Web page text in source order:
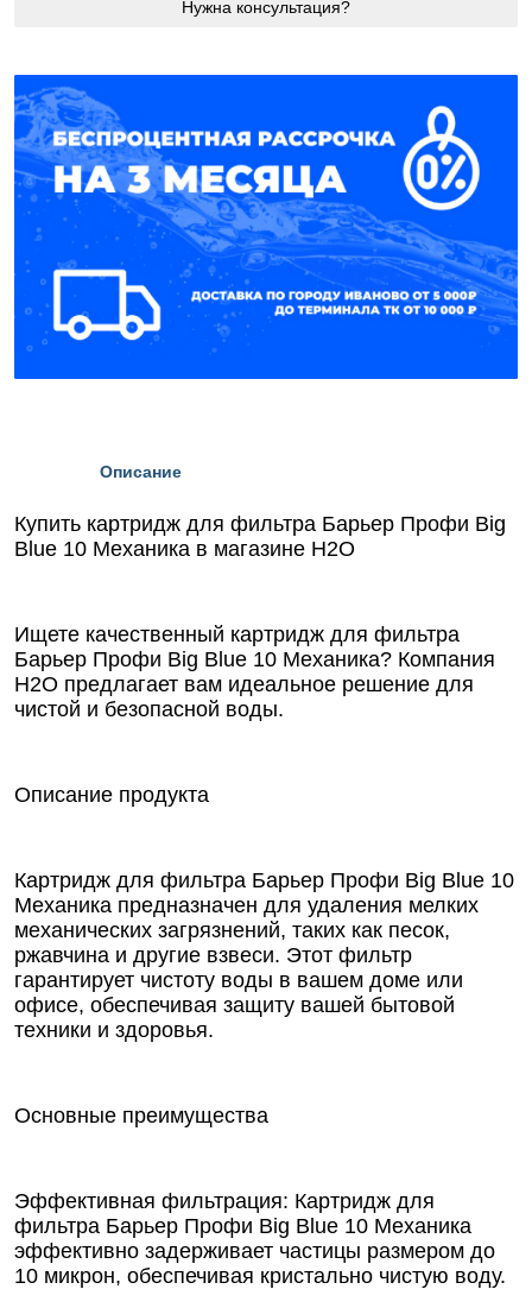
Нужна консультация?
Описание
Купить картридж для фильтра Барьер Профи Big
Blue 10 Механика в магазине Н2О
Ищете качественный картридж для фильтра
Барьер Профи Big Blue 10 Механика? Компания
Н2О предлагает вам идеальное решение для
чистой и безопасной воды.
Описание продукта
Картридж для фильтра Барьер Профи Big Blue 10
Механика предназначен для удаления мелких
механических загрязнений, таких как песок,
ржавчина и другие взвеси. Этот фильтр
гарантирует чистоту воды в вашем доме или
офисе, обеспечивая защиту вашей бытовой
техники и здоровья.
Основные преимущества
Эффективная фильтрация: Картридж для
фильтра Барьер Профи Big Blue 10 Механика
эффективно задерживает частицы размером до
10 микрон, обеспечивая кристально чистую воду.